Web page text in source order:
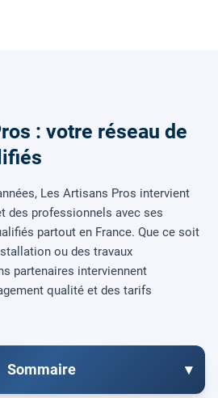
: votre réseau de
Les Artisans Pros intervient
des professionnels avec ses
partout en France. Que ce soit
ou des travaux
partenaires interviennent
qualité et des tarifs
Sommaire ▾